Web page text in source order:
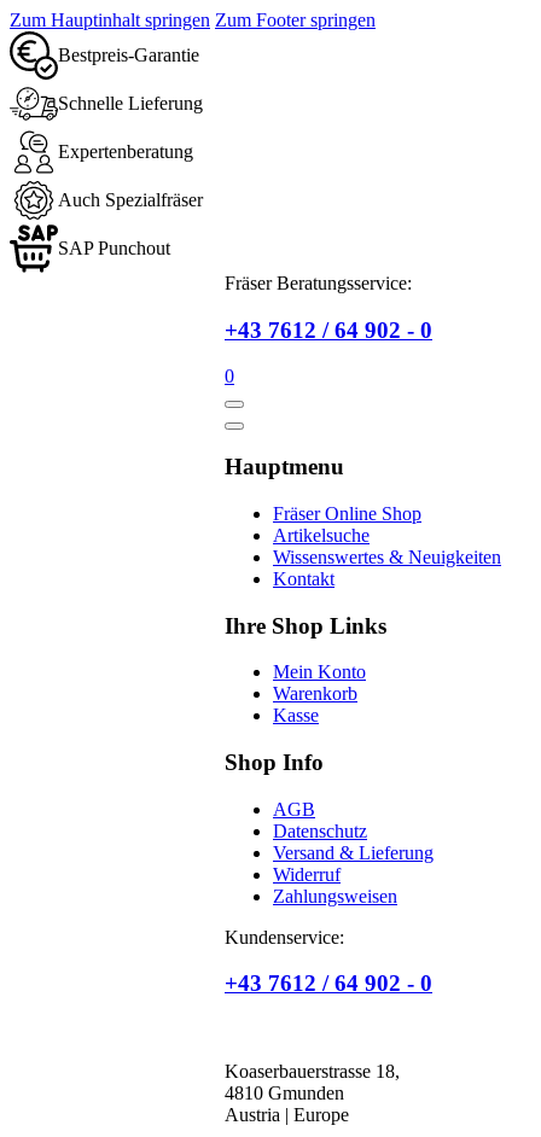
Zum Hauptinhalt springen Zum Footer springen
Bestpreis-Garantie
Schnelle Lieferung
Expertenberatung
Auch Spezialfräser
SAP Punchout
Fräser Beratungsservice:
+43 7612 / 64 902 - 0
0
Hauptmenu
Fräser Online Shop
Artikelsuche
Wissenswertes & Neuigkeiten
Kontakt
Ihre Shop Links
Mein Konto
Warenkorb
Kasse
Shop Info
AGB
Datenschutz
Versand & Lieferung
Widerruf
Zahlungsweisen
Kundenservice:
+43 7612 / 64 902 - 0
Koaserbauerstrasse 18,
4810 Gmunden
Austria | Europe